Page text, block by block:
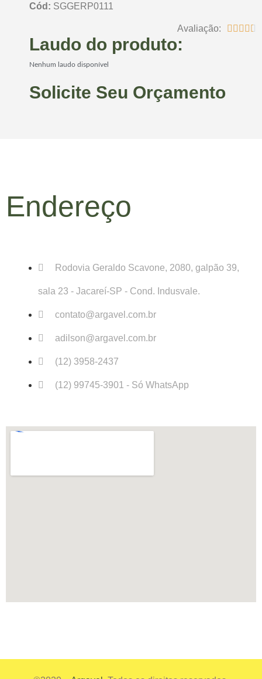
Cód: SGGERP0111
Avaliação:     
Laudo do produto:
Nenhum laudo disponível
Solicite Seu Orçamento
Endereço
Rodovia Geraldo Scavone, 2080, galpão 39,
sala 23 - Jacareí-SP - Cond. Indusvale.
contato@argavel.com.br
adilson@argavel.com.br
(12) 3958-2437
(12) 99745-3901 - Só WhatsApp